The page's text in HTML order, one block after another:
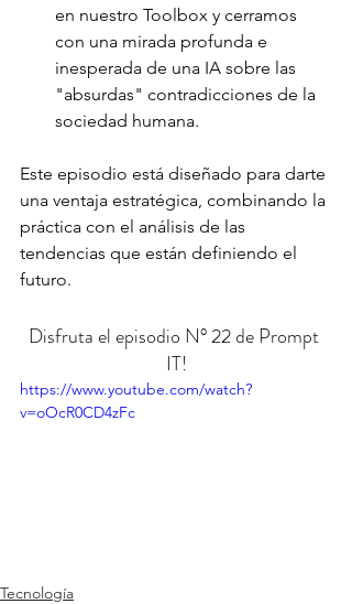
en nuestro Toolbox y cerramos
con una mirada profunda e
inesperada de una IA sobre las
"absurdas" contradicciones de la
sociedad humana.
Este episodio está diseñado para darte
una ventaja estratégica, combinando la
práctica con el análisis de las
tendencias que están definiendo el
futuro.
Disfruta el episodio N° 22 de Prompt
IT!
https://www.youtube.com/watch?
v=oOcR0CD4zFc
Tecnología